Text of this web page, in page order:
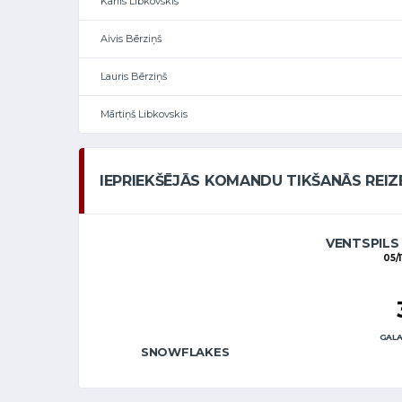
Aivis Bērziņš
Lauris Bērziņš
Mārtiņš Libkovskis
IEPRIEKŠĒJĀS KOMANDU TIKŠANĀS
05/
SNOWFLAKES